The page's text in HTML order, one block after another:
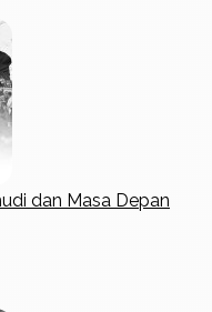
dan Masa Depan